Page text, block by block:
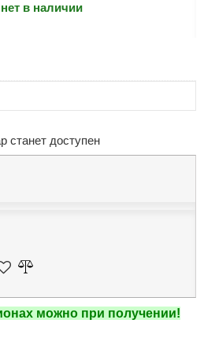
в наличии
станет доступен
можно при получении!